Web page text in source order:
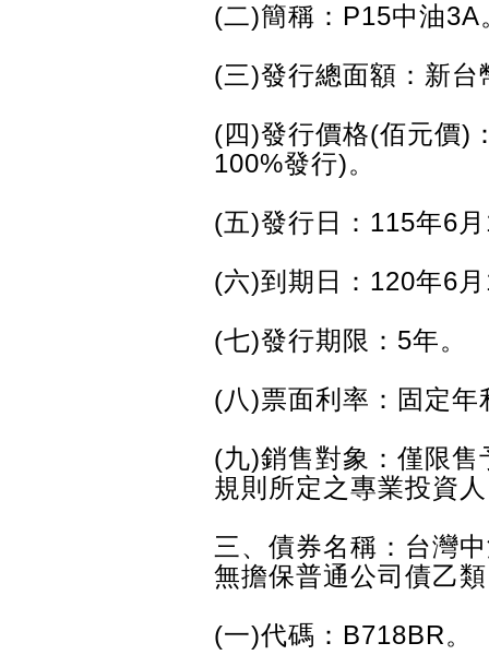
(二)簡稱：P15中油3A
(三)發行總面額：新台
(四)發行價格(佰元價)
100%發行)。
(五)發行日：115年6
(六)到期日：120年6
(七)發行期限：5年。
(八)票面利率：固定年
(九)銷售對象：僅限
規則所定之專業投資
三、債券名稱：台灣
無擔保普通公司債乙
(一)代碼：B718BR。